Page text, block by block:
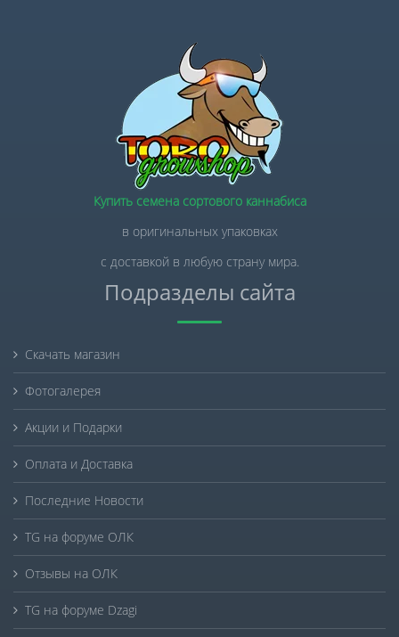
Купить семена сортового каннабиса
в оригинальных упаковках
с доставкой в любую страну мира.
Подразделы сайта
Скачать магазин
Фотогалерея
Акции и Подарки
Оплата и Доставка
Последние Новости
TG на форуме ОЛК
Отзывы на ОЛК
TG на форуме Dzagi